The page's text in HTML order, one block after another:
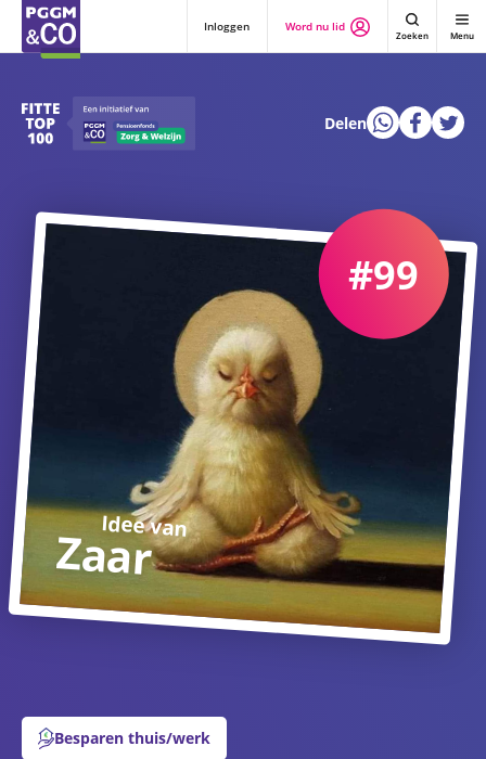
Inloggen Word nu lid
Zoeken Menu
Delen
Besparen thuis/werk
#99
Idee van
Zaar